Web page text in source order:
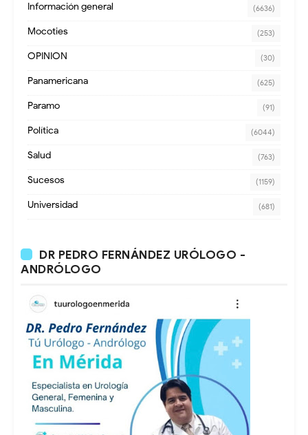
Información general (6636)
Mocoties (253)
OPINION (30)
Panamericana (625)
Paramo (91)
Política (6044)
Salud (763)
Sucesos (1159)
Universidad (681)
DR PEDRO FERNÁNDEZ URÓLOGO -
ANDRÓLOGO